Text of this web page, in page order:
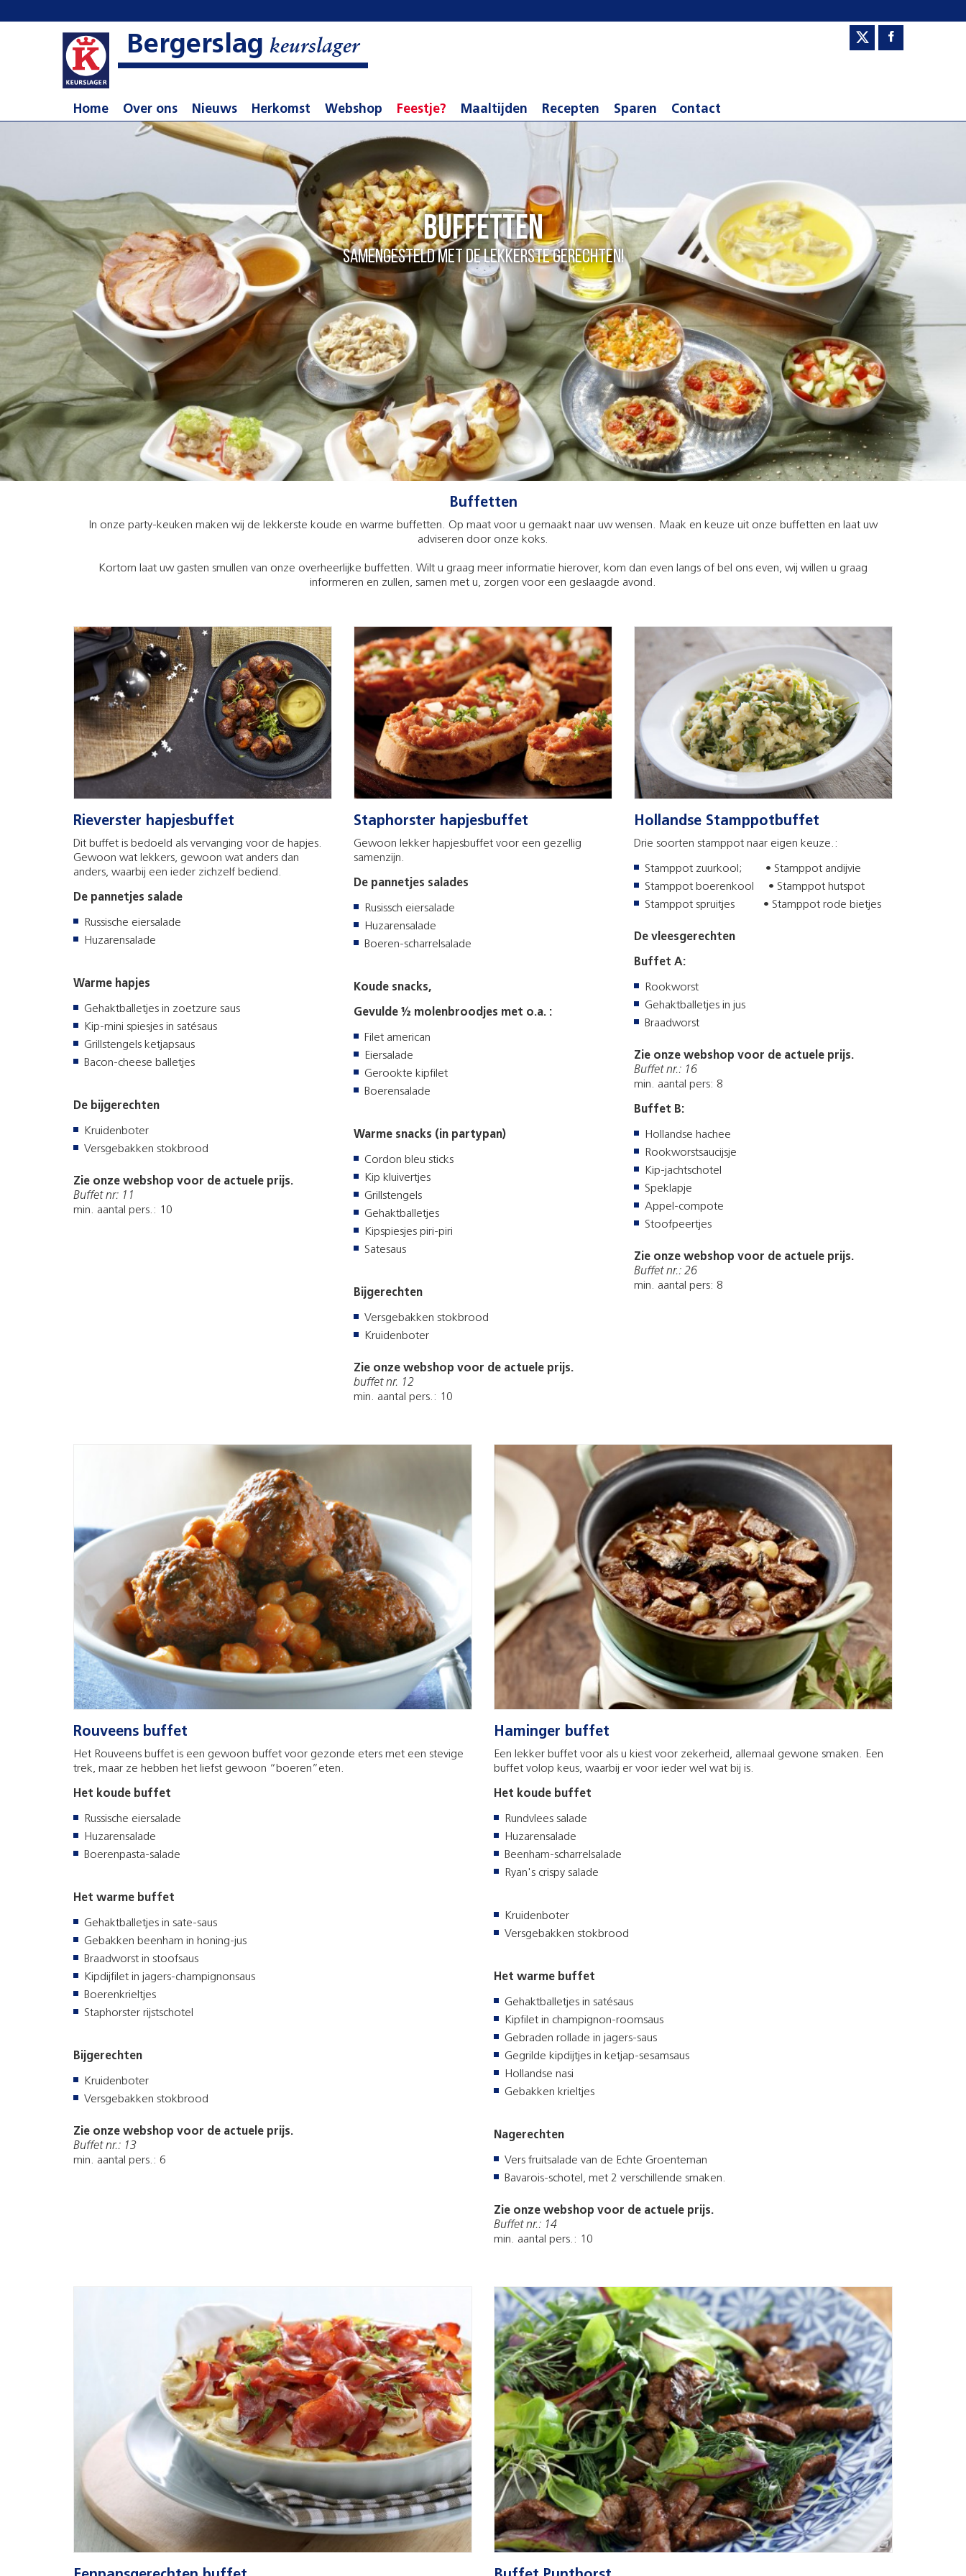
Bergerslag keurslager
Home Over ons Nieuws Herkomst Webshop Feestje? Maaltijden Recepten Sparen Contact
Buffetten
Samengesteld met de lekkerste gerechten!
Buffetten
In onze party-keuken maken wij de lekkerste koude en warme buffetten. Op maat voor u gemaakt naar uw wensen. Maak en keuze uit onze buffetten en laat uw
adviseren door onze koks.
Kortom laat uw gasten smullen van onze overheerlijke buffetten. Wilt u graag meer informatie hierover, kom dan even langs of bel ons even, wij willen u graag
informeren en zullen, samen met u, zorgen voor een geslaagde avond.
Rieverster hapjesbuffet
Dit buffet is bedoeld als vervanging voor de hapjes.
Gewoon wat lekkers, gewoon wat anders dan
anders, waarbij een ieder zichzelf bediend.
De pannetjes salade
Russische eiersalade
Huzarensalade
Warme hapjes
Gehaktballetjes in zoetzure saus
Kip-mini spiesjes in satésaus
Grillstengels ketjapsaus
Bacon-cheese balletjes
De bijgerechten
Kruidenboter
Versgebakken stokbrood
Zie onze webshop voor de actuele prijs.
Buffet nr: 11
min. aantal pers.: 10
Staphorster hapjesbuffet
Gewoon lekker hapjesbuffet voor een gezellig
samenzijn.
De pannetjes salades
Rusissch eiersalade
Huzarensalade
Boeren-scharrelsalade
Koude snacks,
Gevulde ½ molenbroodjes met o.a. :
Filet american
Eiersalade
Gerookte kipfilet
Boerensalade
Warme snacks (in partypan)
Cordon bleu sticks
Kip kluivertjes
Grillstengels
Gehaktballetjes
Kipspiesjes piri-piri
Satesaus
Bijgerechten
Versgebakken stokbrood
Kruidenboter
Zie onze webshop voor de actuele prijs.
buffet nr. 12
min. aantal pers.: 10
Hollandse Stamppotbuffet
Drie soorten stamppot naar eigen keuze.:
Stamppot zuurkool; • Stamppot andijvie
Stamppot boerenkool • Stamppot hutspot
Stamppot spruitjes • Stamppot rode bietjes
De vleesgerechten
Buffet A:
Rookworst
Gehaktballetjes in jus
Braadworst
Zie onze webshop voor de actuele prijs.
Buffet nr.: 16
min. aantal pers: 8
Buffet B:
Hollandse hachee
Rookworstsaucijsje
Kip-jachtschotel
Speklapje
Appel-compote
Stoofpeertjes
Zie onze webshop voor de actuele prijs.
Buffet nr.: 26
min. aantal pers: 8
Rouveens buffet
Het Rouveens buffet is een gewoon buffet voor gezonde eters met een stevige
trek, maar ze hebben het liefst gewoon “boeren”eten.
Het koude buffet
Russische eiersalade
Huzarensalade
Boerenpasta-salade
Het warme buffet
Gehaktballetjes in sate-saus
Gebakken beenham in honing-jus
Braadworst in stoofsaus
Kipdijfilet in jagers-champignonsaus
Boerenkrieltjes
Staphorster rijstschotel
Bijgerechten
Kruidenboter
Versgebakken stokbrood
Zie onze webshop voor de actuele prijs.
Buffet nr.: 13
min. aantal pers.: 6
Haminger buffet
Een lekker buffet voor als u kiest voor zekerheid, allemaal gewone smaken. Een
buffet volop keus, waarbij er voor ieder wel wat bij is.
Het koude buffet
Rundvlees salade
Huzarensalade
Beenham-scharrelsalade
Ryan's crispy salade
Kruidenboter
Versgebakken stokbrood
Het warme buffet
Gehaktballetjes in satésaus
Kipfilet in champignon-roomsaus
Gebraden rollade in jagers-saus
Gegrilde kipdijtjes in ketjap-sesamsaus
Hollandse nasi
Gebakken krieltjes
Nagerechten
Vers fruitsalade van de Echte Groenteman
Bavarois-schotel, met 2 verschillende smaken.
Zie onze webshop voor de actuele prijs.
Buffet nr.: 14
min. aantal pers.: 10